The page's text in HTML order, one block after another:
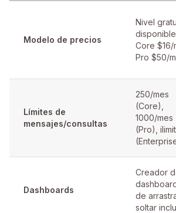
Modelo de precios
Nivel
Core $16/
Pro $50/
Límites de
mensajes/consultas
250/mes
(Core),
1000/mes
(Pro),
Dashboards
Creador
de
soltar